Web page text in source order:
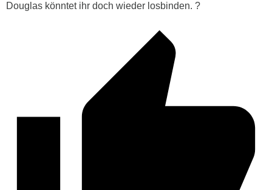
Douglas könntet ihr doch wieder losbinden. ?